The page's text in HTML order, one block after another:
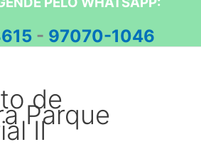
- 97070-1046
de
Parque
II